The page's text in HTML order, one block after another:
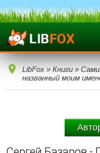
LibFox » Книги »
названный моим